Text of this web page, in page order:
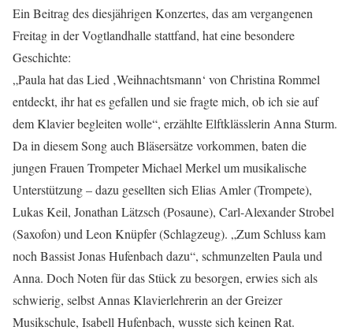
Ein Beitrag des diesjährigen Konzertes, das am vergangenen
Freitag in der Vogtlandhalle stattfand, hat eine besondere
Geschichte:
„Paula hat das Lied ‚Weihnachtsmann‘ von Christina Rommel
entdeckt, ihr hat es gefallen und sie fragte mich, ob ich sie auf
dem Klavier begleiten wolle“, erzählte Elftklässlerin Anna Sturm.
Da in diesem Song auch Bläsersätze vorkommen, baten die
jungen Frauen Trompeter Michael Merkel um musikalische
Unterstützung – dazu gesellten sich Elias Amler (Trompete),
Lukas Keil, Jonathan Lätzsch (Posaune), Carl-Alexander Strobel
(Saxofon) und Leon Knüpfer (Schlagzeug). „Zum Schluss kam
noch Bassist Jonas Hufenbach dazu“, schmunzelten Paula und
Anna. Doch Noten für das Stück zu besorgen, erwies sich als
schwierig, selbst Annas Klavierlehrerin an der Greizer
Musikschule, Isabell Hufenbach, wusste sich keinen Rat.